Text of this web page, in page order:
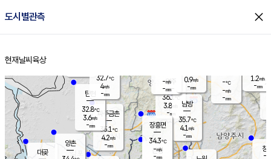
도시별관측 close
홈
현재날씨 육상
양주
36.1℃
3.8
-mm
파주금촌
35.1℃
4.2m/s
-mm
-℃
-m/s
-mm
대곶
창
탄현
32.8℃
3.6m/s
-mm
1.2m/s
-mm
양촌
은평
남방
35.7℃
4.1 m/s
-mm
장흥면
34.3℃
-m/s
-mm
-m/s
-mm
32.7℃
4m/s
-mm
0.9m/s
-mm